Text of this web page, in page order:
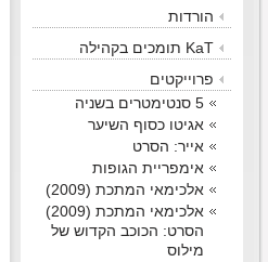
הורדות
KaT תומכים בקהילה
פרוייקטים
5 סנטימטרים בשניה
אגיטו כסוף השיער
אייר: הסרט
אימפריית הגופות
אלכימאי המתכת (2009)
אלכימאי המתכת (2009)
הסרט: הכוכב הקדוש של
מילוס